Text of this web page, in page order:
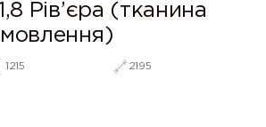
Рів’єра (тканина
1215 2195